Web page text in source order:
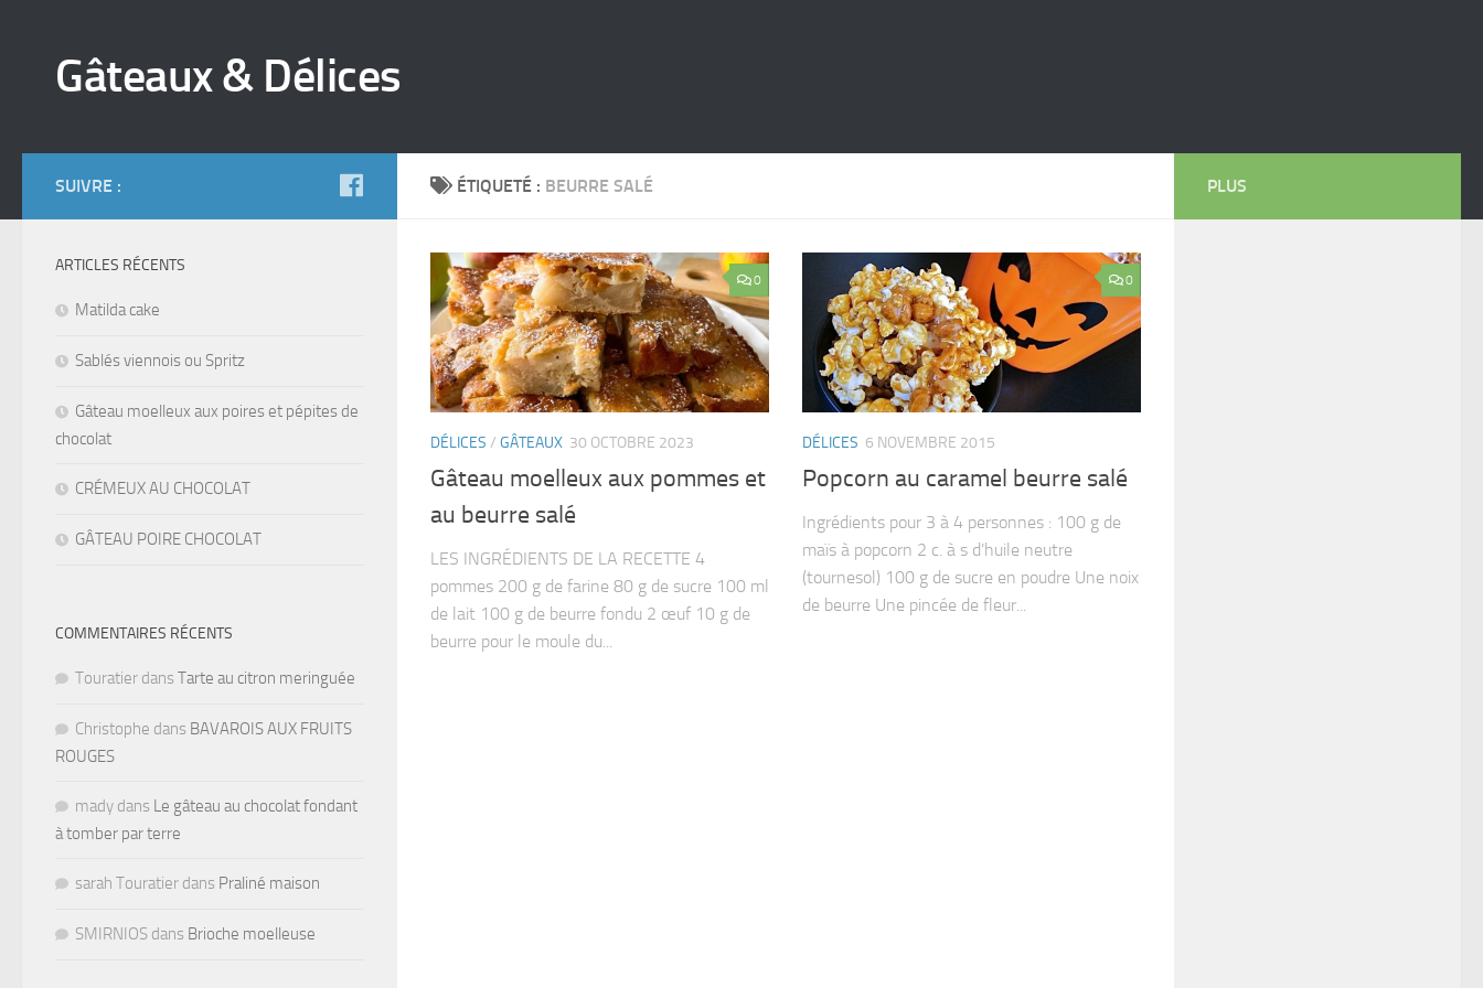
Gâteaux & Délices
ÉTIQUETÉ : BEURRE SALÉ
0
DÉLICES / GÂTEAUX 30 OCTOBRE 2023
Gâteau moelleux aux pommes et
au beurre salé
LES INGRÉDIENTS DE LA RECETTE 4
pommes 200 g de farine 80 g de sucre 100 ml
de lait 100 g de beurre fondu 2 œuf 10 g de
beurre pour le moule du...
0
DÉLICES 6 NOVEMBRE 2015
Popcorn au caramel beurre salé
Ingrédients pour 3 à 4 personnes : 100 g de
maïs à popcorn 2 c. à s d’huile neutre
(tournesol) 100 g de sucre en poudre Une noix
de beurre Une pincée de fleur...
SUIVRE :
ARTICLES RÉCENTS
Matilda cake
Sablés viennois ou Spritz
Gâteau moelleux aux poires et pépites de
chocolat
CRÉMEUX AU CHOCOLAT
GÂTEAU POIRE CHOCOLAT
COMMENTAIRES RÉCENTS
Touratier dans Tarte au citron meringuée
Christophe dans BAVAROIS AUX FRUITS
ROUGES
mady dans Le gâteau au chocolat fondant
à tomber par terre
sarah Touratier dans Praliné maison
SMIRNIOS dans Brioche moelleuse
PLUS